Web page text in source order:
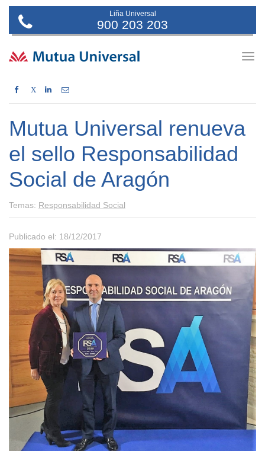
Liña Universal
900 203 203
X
Mutua Universal renueva
el sello Responsabilidad
Social de Aragón
Temas: Responsabilidad Social
Publicado el: 18/12/2017